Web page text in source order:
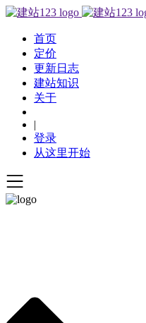
首页
定价
更新日志
建站知识
关于
|
登录
从这里开始